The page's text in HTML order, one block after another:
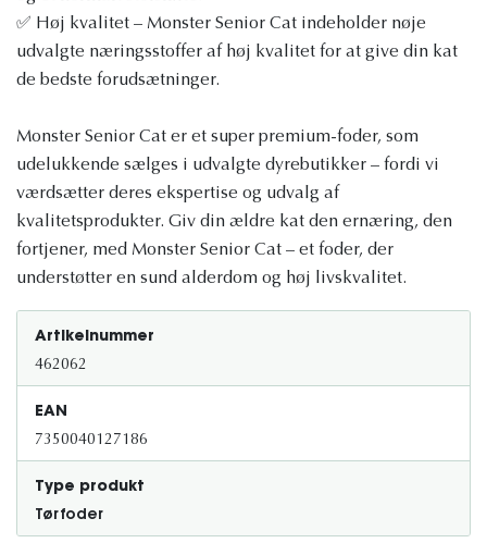
✅ Høj kvalitet – Monster Senior Cat indeholder nøje
udvalgte næringsstoffer af høj kvalitet for at give din kat
de bedste forudsætninger.
Monster Senior Cat er et super premium-foder, som
udelukkende sælges i udvalgte dyrebutikker – fordi vi
værdsætter deres ekspertise og udvalg af
kvalitetsprodukter. Giv din ældre kat den ernæring, den
fortjener, med Monster Senior Cat – et foder, der
understøtter en sund alderdom og høj livskvalitet.
Artikelnummer
462062
EAN
7350040127186
Type produkt
Tørfoder